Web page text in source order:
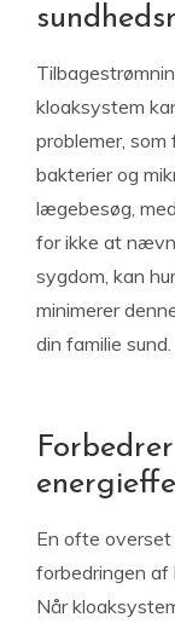
kloaksystem
problemer,
bakterier og
lægebesøg,
for ikke at
sygdom, kan
minimerer
din familie sund.
En ofte
forbedringen
Når